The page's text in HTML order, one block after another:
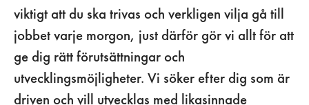
viktigt att du ska trivas och verkligen vilja gå till
jobbet varje morgon, just därför gör vi allt för att
ge dig rätt förutsättningar och
utvecklingsmöjligheter. Vi söker efter dig som är
driven och vill utvecklas med likasinnade